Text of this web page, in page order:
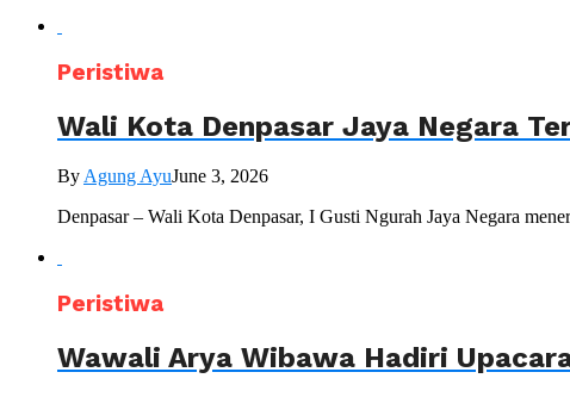
Peristiwa
Wali Kota Denpasar Jaya Negara
ByAgung AyuJune 3, 2026
Denpasar – Wali Kota Denpasar, I Gusti Ngurah Jaya Negara
Peristiwa
Wawali Arya Wibawa Hadiri